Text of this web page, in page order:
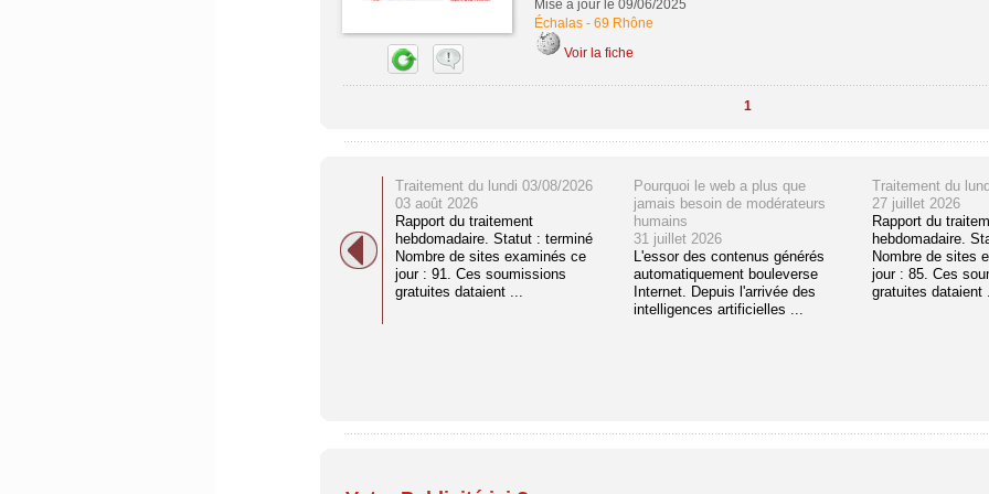
Mise à jour le 09/06/2025
Échalas- 69 Rhône
Voir la fiche
1
Traitement du lundi 03/08/2026
03 août 2026
Rapport du traitement
hebdomadaire. Statut : terminé
Nombre de sites examinés ce
jour : 91. Ces soumissions
gratuites dataient ...
Pourquoi le web a plus que
jamais besoin de modérateurs
humains
31 juillet 2026
L'essor des contenus générés
automatiquement bouleverse
Internet. Depuis l'arrivée des
intelligences artificielles ...
Traitement du
27 juillet 2026
Rapport du
hebdomadaire.
Nombre de sites
jour : 85. Ces
gratuites dataient